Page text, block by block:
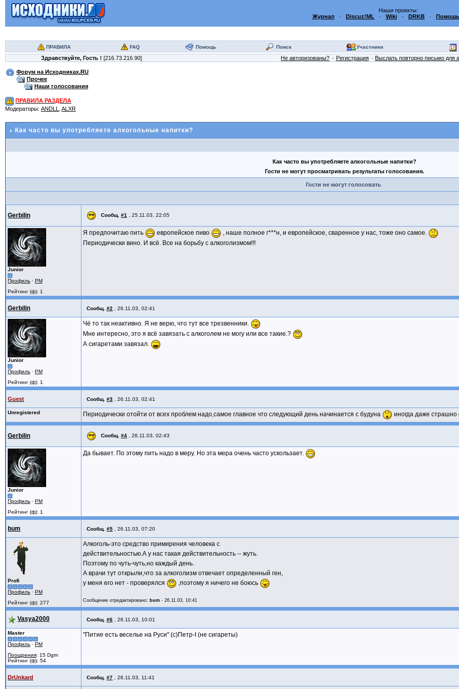
Наши проекты:
Журнал · Discuz!ML · Wiki · DRKB · Помощь
ПРАВИЛА FAQ Помощь Поиск Участники
Здравствуйте, Гость ! [216.73.216.90] Не авторизованы? Регистрация Выслать повторно письмо для
Форум на Исходниках.RU
Прочее
Наши голосования
ПРАВИЛА РАЗДЕЛА
Модераторы: ANDLL
ALXR
Как часто вы употребляете алкогольные напитки?
Как часто вы употребляете алкогольные напитки?
Гости не могут просматривать результаты голосования.
Гости не могут голосовать
Gerbilin Сообщ. #1 , 25.11.03, 22:05
Junior
Профиль · PM
Рейтинг (ф): 1
Я предпочитаю пить европейское пиво
, наше полное г***н, и европейское, сваренное у нас, тоже оно самое.
Периодически вино. И всё. Все на борьбу с алкоголизмом!!!
Gerbilin Сообщ. #2 26.11.03, 02:41
Junior
Профиль · PM
Рейтинг (ф): 1
Чё то так неактивно. Я не верю, что тут все трезвенники.
Мне интересно, это я всё завязать с алкоголем не могу или все такие.?
А сигаретами завязал.
Guest Сообщ. #3 26.11.03, 02:41
Unregistered Периодически отойти от всех проблем надо,самое главное что следующий день начинается с будуна иногда даже страшно
Gerbilin Сообщ. #4 , 26.11.03, 02:43
Junior
Профиль · PM
Рейтинг (ф): 1
Да бывает. По этому пить надо в меру. Но эта мера очень часто ускользает.
bum Сообщ. #5 26.11.03, 07:20
Profi
Профиль · PM
Рейтинг (ф): 277
Алкоголь-это средство примирения человека с
действительностью.А у нас такая действительность -- жуть.
Поэтому по чуть-чуть,но каждый день.
А врачи тут открыли,что за алкоголизм отвечает определенный ген,
у меня его нет - проверялся
,поэтому я ничего не боюсь
Сообщение отредактировано: bum - 26.11.03, 10:41
Vasya2000 Сообщ. #6 26.11.03, 10:01
Master
Профиль · PM
Поощрения: 15 Dgm
Рейтинг (ф): 54
"Питие есть веселье на Руси" (с)Петр-I (не сигареты)
DrUnkard Сообщ. #7 26.11.03, 11:41